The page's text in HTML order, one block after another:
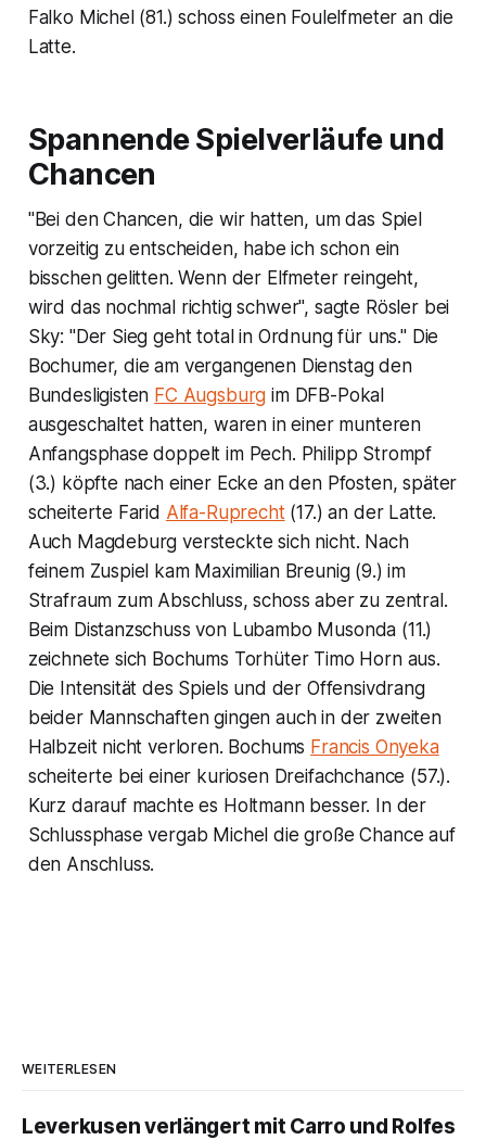
Falko Michel (81.) schoss einen Foulelfmeter an die
Latte.
Spannende Spielverläufe und
Chancen
"Bei den Chancen, die wir hatten, um das Spiel
vorzeitig zu entscheiden, habe ich schon ein
bisschen gelitten. Wenn der Elfmeter reingeht,
wird das nochmal richtig schwer", sagte Rösler bei
Sky: "Der Sieg geht total in Ordnung für uns." Die
Bochumer, die am vergangenen Dienstag den
Bundesligisten FC Augsburg im DFB-Pokal
ausgeschaltet hatten, waren in einer munteren
Anfangsphase doppelt im Pech. Philipp Strompf
(3.) köpfte nach einer Ecke an den Pfosten, später
scheiterte Farid Alfa-Ruprecht(17.) an der Latte.
Auch Magdeburg versteckte sich nicht. Nach
feinem Zuspiel kam Maximilian Breunig (9.) im
Strafraum zum Abschluss, schoss aber zu zentral.
Beim Distanzschuss von Lubambo Musonda (11.)
zeichnete sich Bochums Torhüter Timo Horn aus.
Die Intensität des Spiels und der Offensivdrang
beider Mannschaften gingen auch in der zweiten
Halbzeit nicht verloren. Bochums Francis Onyeka
scheiterte bei einer kuriosen Dreifachchance (57.).
Kurz darauf machte es Holtmann besser. In der
Schlussphase vergab Michel die große Chance auf
den Anschluss.
WEITERLESEN
Leverkusen verlängert mit Carro und Rolfes